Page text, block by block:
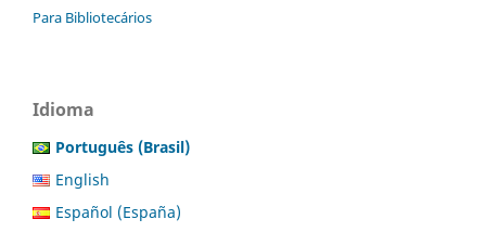
Para Bibliotecários
Idioma
Português (Brasil)
English
Español (España)